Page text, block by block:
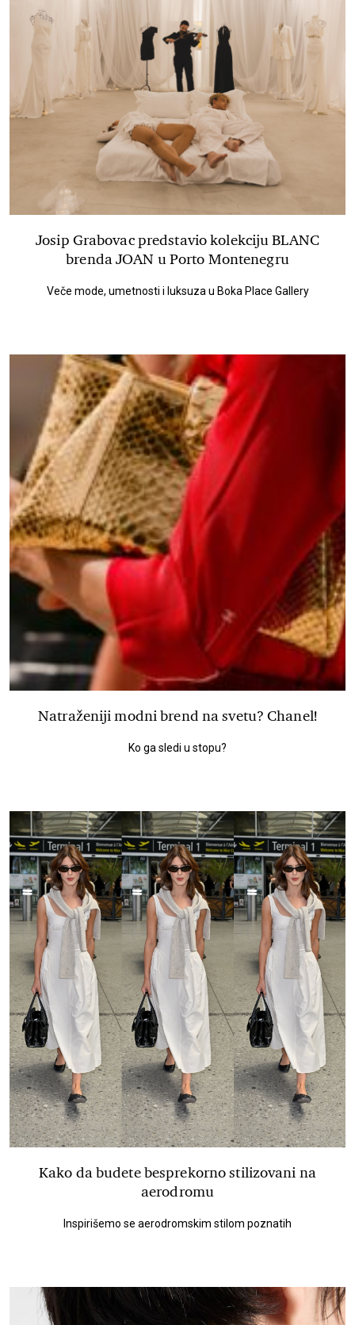
Josip Grabovac predstavio kolekciju BLANC
brenda JOAN u Porto Montenegru
Veče mode, umetnosti i luksuza u Boka Place Gallery
Natraženiji modni brend na svetu? Chanel!
Ko ga sledi u stopu?
Kako da budete besprekorno stilizovani na
aerodromu
Inspirišemo se aerodromskim stilom poznatih